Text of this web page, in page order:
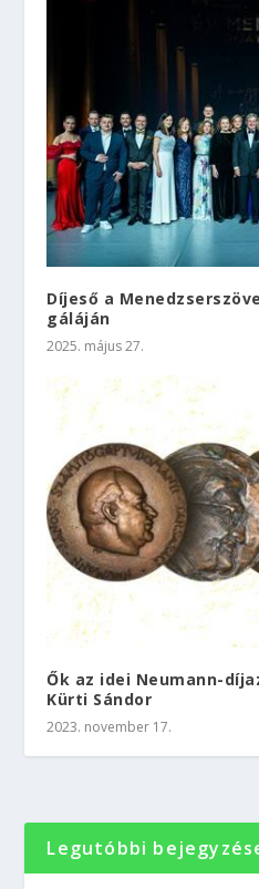
Díjeső a
gáláján
2025. május 27.
Ők az idei Neumann-
Kürti Sándor
2023. november 17.
Legutóbbi